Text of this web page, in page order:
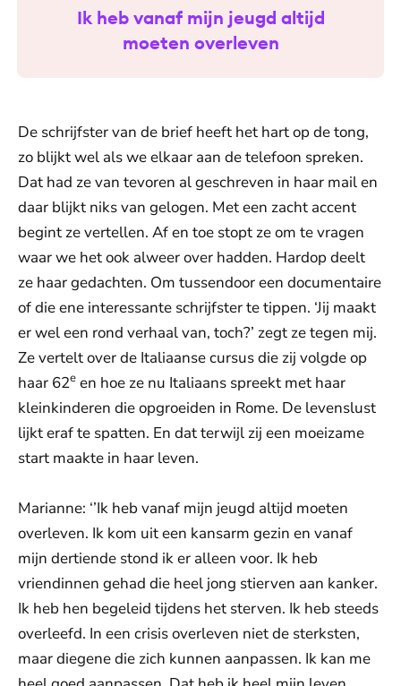
Ik heb vanaf mijn jeugd altijd
moeten overleven
De schrijfster van de brief heeft het hart op de tong,
zo blijkt wel als we elkaar aan de telefoon spreken.
Dat had ze van tevoren al geschreven in haar mail en
daar blijkt niks van gelogen. Met een zacht accent
begint ze vertellen. Af en toe stopt ze om te vragen
waar we het ook alweer over hadden. Hardop deelt
ze haar gedachten. Om tussendoor een documentaire
of die ene interessante schrijfster te tippen. ‘Jij maakt
er wel een rond verhaal van, toch?’ zegt ze tegen mij.
Ze vertelt over de Italiaanse cursus die zij volgde op
haar 62e en hoe ze nu Italiaans spreekt met haar
kleinkinderen die opgroeiden in Rome. De levenslust
lijkt eraf te spatten. En dat terwijl zij een moeizame
start maakte in haar leven.
Marianne: ‘’Ik heb vanaf mijn jeugd altijd moeten
overleven. Ik kom uit een kansarm gezin en vanaf
mijn dertiende stond ik er alleen voor. Ik heb
vriendinnen gehad die heel jong stierven aan kanker.
Ik heb hen begeleid tijdens het sterven. Ik heb steeds
overleefd. In een crisis overleven niet de sterksten,
maar diegene die zich kunnen aanpassen. Ik kan me